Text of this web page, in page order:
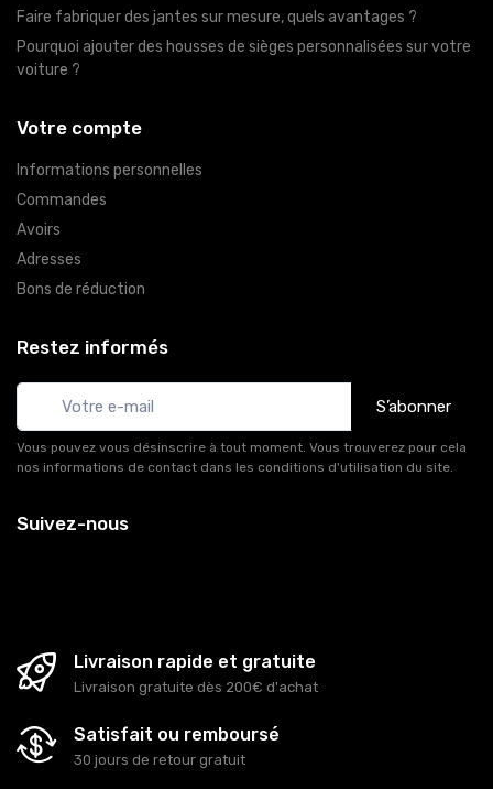
Faire fabriquer des jantes sur mesure, quels avantages ?
Pourquoi ajouter des housses de sièges personnalisées sur votre
voiture ?
Votre compte
Informations personnelles
Commandes
Avoirs
Adresses
Bons de réduction
Restez informés
S’abonner
Vous pouvez vous désinscrire à tout moment. Vous trouverez pour cela
nos informations de contact dans les conditions d'utilisation du site.
Suivez-nous
Livraison rapide et gratuite
Livraison gratuite dès 200€ d'achat
Satisfait ou remboursé
30 jours de retour gratuit